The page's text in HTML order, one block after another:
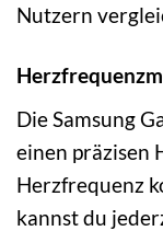
Nutzern
Die Samsung
einen präzisen
Herzfrequenz
kannst du